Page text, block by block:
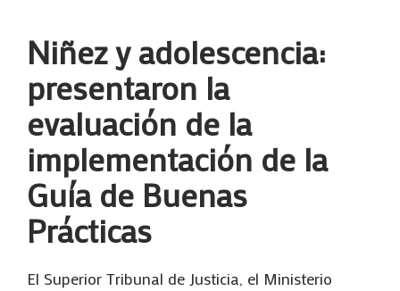
Niñez y adolescencia:
presentaron la
evaluación de la
implementación de la
Guía de Buenas
Prácticas
El Superior Tribunal de Justicia, el Ministerio